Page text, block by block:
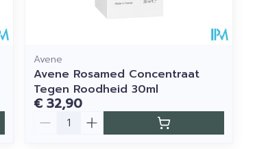
Avene
Avene Rosamed Concentraat
Tegen Roodheid 30ml
€ 32,90
Aantal